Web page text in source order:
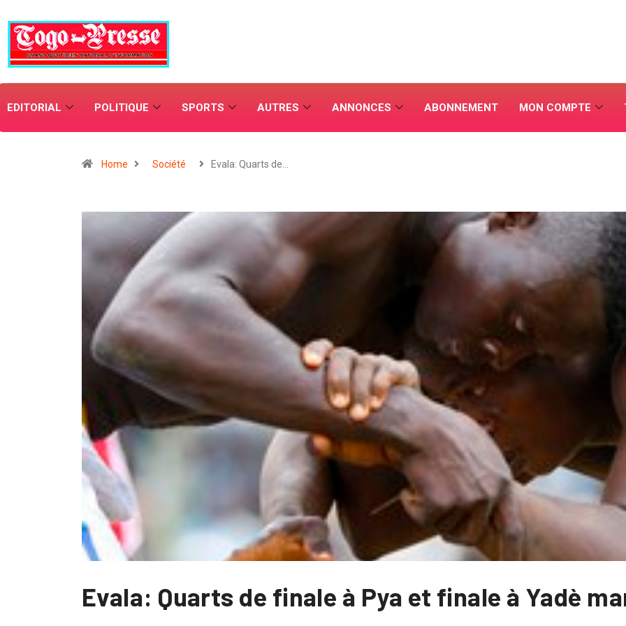
EDITORIAL POLITIQUE SPORTS AUTRES ANNONCES ABONNEMENT MON COMPTE
Home Société Evala: Quarts de…
Evala: Quarts de finale à Pya et finale à Yadè